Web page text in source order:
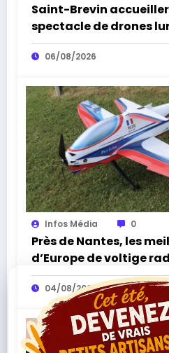
Saint-Brevin
spectacle de drones
août
06/08/2026
Infos Média 0
Près de Nantes, les
d’Europe de voltige
attendus à
04/08/2026